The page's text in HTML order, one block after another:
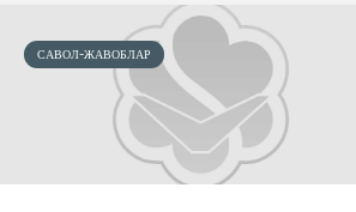
САВОЛ-ЖАВОБЛАР